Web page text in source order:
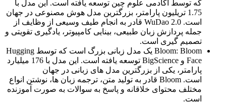
که توسط آکادمی علوم چین توسعه یافته است. این مدل با
1.75 تریلیون پارامتر، بزرگترین مدل هوش مصنوعی در جهان
است. WuDao 2.0 قادر به انجام طیف وسیعی از وظایف از
جمله پردازش زبان طبیعی، بینایی کامپیوتر، یادگیری تقویتی و
تصمیم گیری است.
Bloom: Bloom یک مدل زبانی بزرگ است که توسط Hugging
Face و BigScience توسعه یافته است. این مدل با 176 میلیارد
پارامتر، یکی از بزرگترین مدل های زبانی در جهان
است. Bloom قادر به تولید متن، ترجمه زبان ها، نوشتن انواع
مختلف محتوای خلاقانه و پاسخ به سوالات به صورت آموزنده
است.